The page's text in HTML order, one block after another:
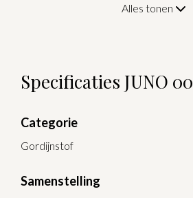
Alles tonen
Specificaties JUNO 00
Categorie
Gordijnstof
Samenstelling